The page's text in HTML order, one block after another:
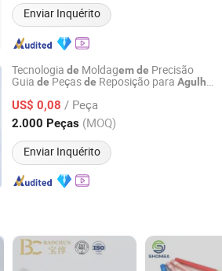
Enviar Inquérito
Tecnologia de Moldagemde Precisão
Guia de Peçasde Reposição para Agulha
US$ 0,08 / Peça
2.000 Peças (MOQ)
Enviar Inquérito
Co., Ltd.
Desde 2025